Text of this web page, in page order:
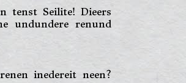
tenst Seilite! Dieers
undundere renund
inedereit neen?